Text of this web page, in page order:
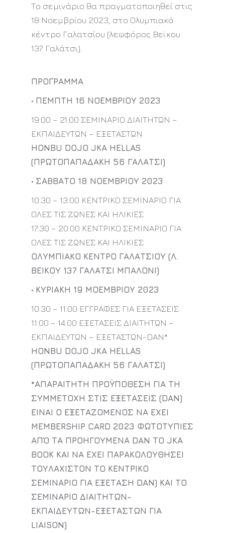
Το σεμινάριο θα πραγματοποιηθεί στις
18 Νοεμβρίου 2023, στο Ολυμπιακό
κέντρο Γαλατσίου (λεωφόρος Βεϊκου
137 Γαλάτσι).
ΠΡΟΓΡΑΜΜΑ
• ΠΕΜΠΤΗ 16 ΝΟΕΜΒΡΙΟΥ 2023
19:00 – 21:00 ΣΕΜΙΝΑΡΙΟ ΔΙΑΙΤΗΤΩΝ –
ΕΚΠΑΙΔΕΥΤΩΝ – ΕΞΕΤΑΣΤΩΝ
HONBU DOJO JKA HELLAS
(ΠΡΩΤΟΠΑΠΑΔΑΚΗ 56 ΓΑΛΑΤΣΙ)
• ΣΑΒΒΑΤΟ 18 ΝΟΕΜΒΡΙΟΥ 2023
10:30 – 13:00 ΚΕΝΤΡΙΚΟ ΣΕΜΙΝΑΡΙΟ ΓΙΑ
ΟΛΕΣ ΤΙΣ ΖΩΝΕΣ ΚΑΙ ΗΛΙΚΙΕΣ
17:30 – 20:00 ΚΕΝΤΡΙΚΟ ΣΕΜΙΝΑΡΙΟ ΓΙΑ
ΟΛΕΣ ΤΙΣ ΖΩΝΕΣ ΚΑΙ ΗΛΙΚΙΕΣ
ΟΛΥΜΠΙΑΚΟ ΚΕΝΤΡΟ ΓΑΛΑΤΣΙΟΥ (Λ.
ΒΕΙΚΟΥ 137 ΓΑΛΑΤΣΙ ΜΠΑΛΟΝΙ)
• ΚΥΡΙΑΚΗ 19 ΜΟΕΜΒΡΙΟΥ 2023
10:30 – 11:00 ΕΓΓΡΑΦΕΣ ΓΙΑ ΕΞΕΤΑΣΕΙΣ
11:00 – 14:00 ΕΞΕΤΑΣΕΙΣ ΔΙΑΙΤΗΤΩΝ –
ΕΚΠΑΙΔΕΥΤΩΝ – ΕΞΕΤΑΣΤΩΝ-DAN*
HONBU DOJO JKA HELLAS
(ΠΡΩΤΟΠΑΠΑΔΑΚΗ 56 ΓΑΛΑΤΣΙ)
*ΑΠΑΡΑΙΤΗΤΗ ΠΡΟΫΠΟΘΕΣΗ ΓΙΑ ΤΗ
ΣΥΜΜΕΤΟΧΗ ΣΤΙΣ ΕΞΕΤΑΣΕΙΣ (DAN)
ΕΙΝΑΙ Ο ΕΞΕΤΑΖΟΜΕΝΟΣ ΝΑ ΕΧΕΙ
MEMBERSHIP CARD 2023 ΦΩΤΟΤΥΠΙΕΣ
ΑΠΌ ΤΑ ΠΡΟΗΓΟΥΜΕΝΑ DAN ΤΟ JKA
BOOK KAI ΝΑ ΕΧΕΙ ΠΑΡΑΚΟΛΟΥΘΗΣΕΙ
ΤΟΥΛΑΧΙΣΤΟΝ ΤΟ ΚΕΝΤΡΙΚΟ
ΣΕΜΙΝΑΡΙΟ ΓΙΑ ΕΞΕΤΑΣΗ DAN) ΚΑΙ ΤΟ
ΣΕΜΙΝΑΡΙΟ ΔΙΑΙΤΗΤΩΝ-
ΕΚΠΑΙΔΕΥΤΩΝ-ΕΞΕΤΑΣΤΩΝ ΓΙΑ
LIAISON)